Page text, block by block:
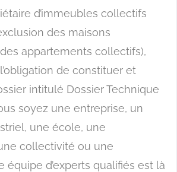
d’immeubles collectifs
des maisons
appartements collectifs),
de constituer et
intitulé Dossier Technique
soyez une entreprise, un
une école, une
collectivité ou une
équipe d’experts qualifiés est là